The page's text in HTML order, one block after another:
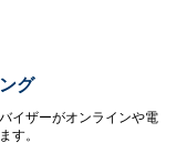
グ
イザーがオンラインや電
す。